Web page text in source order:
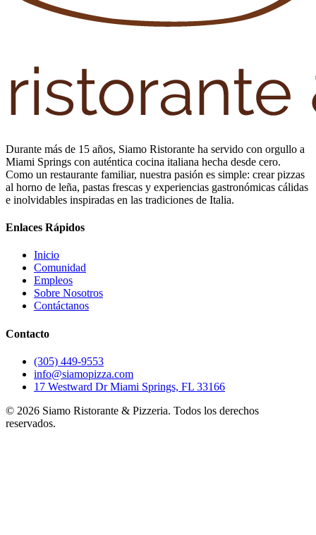
Durante más de 15 años, Siamo Ristorante ha servido con orgullo a
Miami Springs con auténtica cocina italiana hecha desde cero.
Como un restaurante familiar, nuestra pasión es simple: crear pizzas
al horno de leña, pastas frescas y experiencias gastronómicas cálidas
e inolvidables inspiradas en las tradiciones de Italia.
Enlaces Rápidos
Inicio
Comunidad
Empleos
Sobre Nosotros
Contáctanos
Contacto
(305) 449-9553
info@siamopizza.com
17 Westward Dr Miami Springs, FL 33166
© 2026 Siamo Ristorante & Pizzeria. Todos los derechos
reservados.